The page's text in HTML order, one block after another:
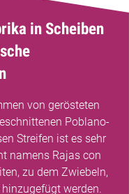
in Scheiben
von gerösteten
Poblano-
Streifen ist es sehr
namens Rajas con
zu dem Zwiebeln,
werden.